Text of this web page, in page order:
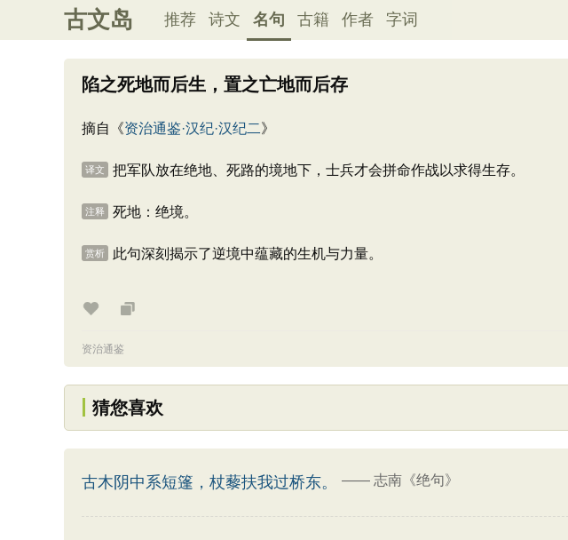
古文岛 推荐 诗文 名句 古籍 作者 字词
陷之死地而后生，置之亡地而后存
摘自《资治通鉴·汉纪·汉纪二》
译文 把军队放在绝地、死路的境地下，士兵才会拼命作战以求得生存。
注释 死地：绝境。
赏析 此句深刻揭示了逆境中蕴藏的生机与力量。
资治通鉴
猜您喜欢
古木阴中系短篷，杖藜扶我过桥东。 —— 志南《绝句》